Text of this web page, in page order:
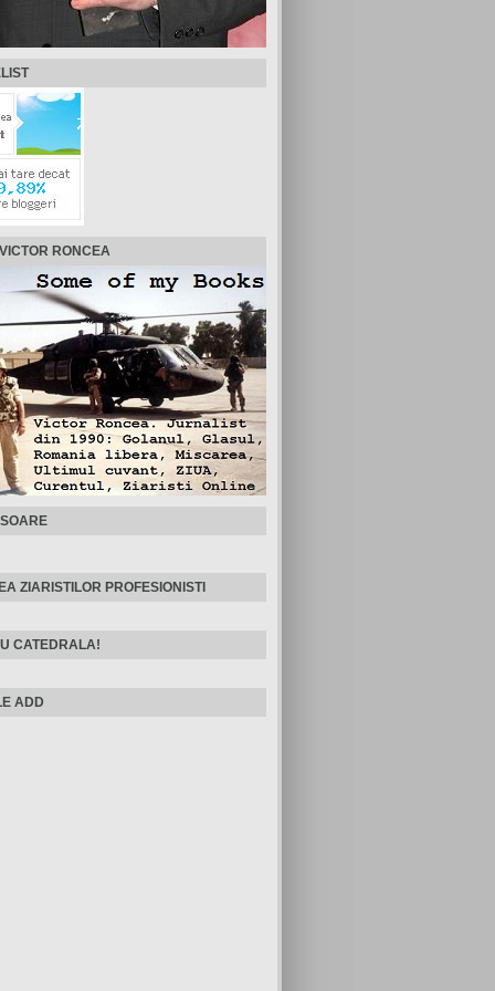
RONCEA
ZIARISTILOR PROFESIONISTI
CATEDRALA!
ADD